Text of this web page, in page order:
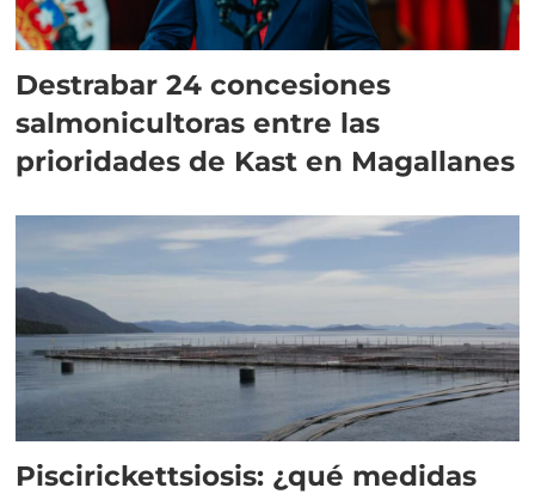
Destrabar 24 concesiones
salmonicultoras entre las
prioridades de Kast en Magallanes
Piscirickettsiosis: ¿qué medidas